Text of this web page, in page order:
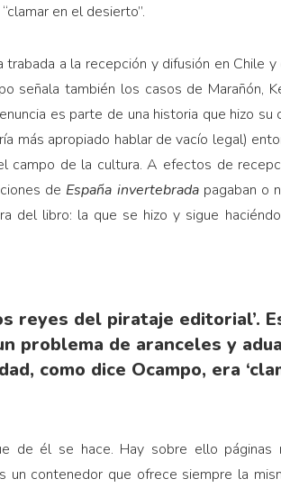
en el desierto”.
a la recepción y difusión en Chile
también los casos de Marañón,
es parte de una historia que hizo
más apropiado hablar de vacío legal)
campo de la cultura. A efectos de
de España invertebradapagaban o
libro: la que se hizo y sigue
reyes del pirataje editorial’.
problema de aranceles y
como dice Ocampo, era
de él se hace. Hay sobre ello páginas
contenedor que ofrece siempre la